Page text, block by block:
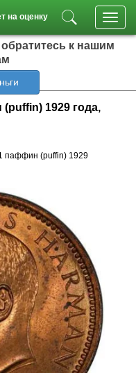
на оценку
к нашим
1929 года,
паффин (puffin) 1929